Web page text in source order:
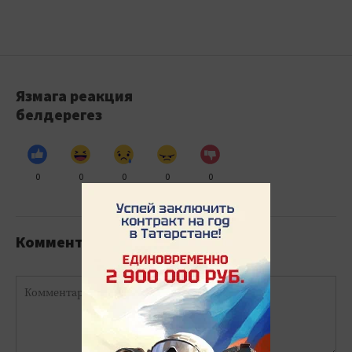
Язмага реакция
белдерегез
0 0 0 0 0
Комментарийлар